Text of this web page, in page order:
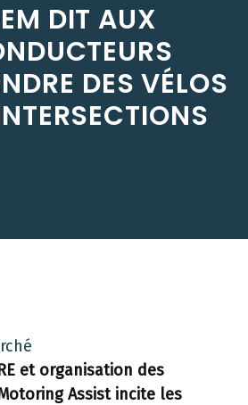
DIT AUX
DES VÉLOS
et organisation des
Assist incite les